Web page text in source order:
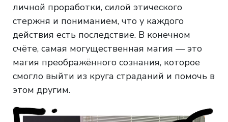
личной проработки, силой этического
стержня и пониманием, что у каждого
действия есть последствие. В конечном
счёте, самая могущественная магия — это
магия преображённого сознания, которое
смогло выйти из круга страданий и помочь в
этом другим.